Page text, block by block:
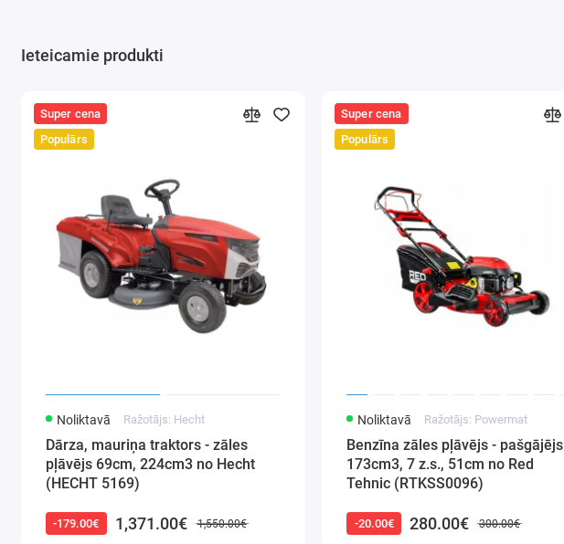
Ieteicamie produkti
Super cena
Populārs
Noliktavā Ražotājs: Hecht
Dārza, mauriņa traktors - zāles
pļāvējs 69cm, 224cm3 no Hecht
(HECHT 5169)
-179.00€ 1,371.00€ 1,550.00€
Super cena
Populārs
Noliktavā Ražotājs: Powermat
Benzīna zāles pļāvējs - pašgājējs
173cm3, 7 z.s., 51cm no Red
Tehnic (RTKSS0096)
-20.00€ 280.00€ 300.00€